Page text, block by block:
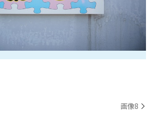
画像8